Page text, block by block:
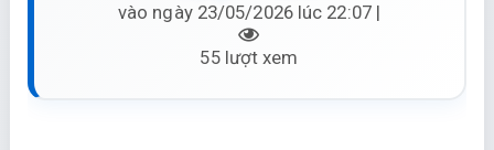
vào ngày 23/05/2026 lúc 22:07 |
55 lượt xem